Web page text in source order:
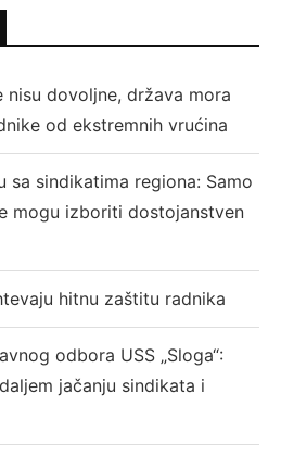
nisu dovoljne, država mora
od ekstremnih vrućina
sa sindikatima regiona: Samo
mogu izboriti dostojanstven
hitnu zaštitu radnika
odbora USS „Sloga“:
jačanju sindikata i